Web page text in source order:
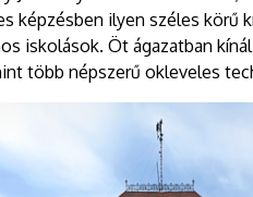
képzésben ilyen széles körű
iskolások. Öt ágazatban
több népszerű okleveles